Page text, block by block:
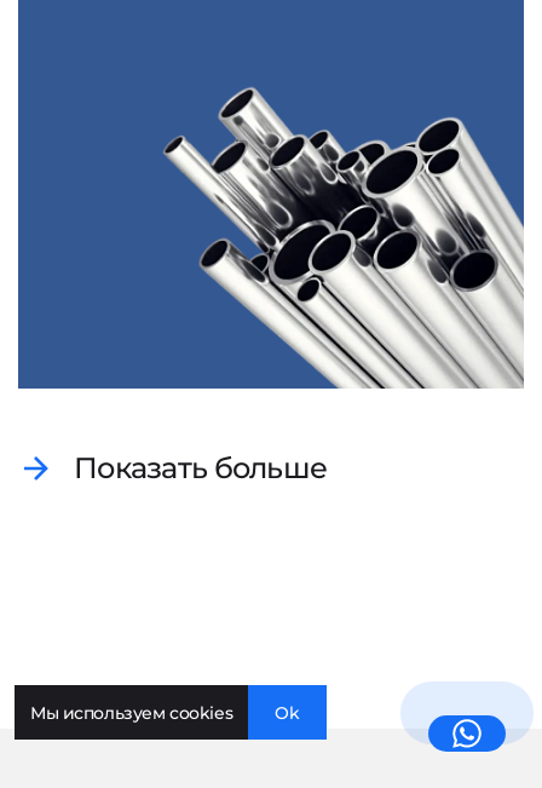
Показать больше
Мы используем cookies Ok